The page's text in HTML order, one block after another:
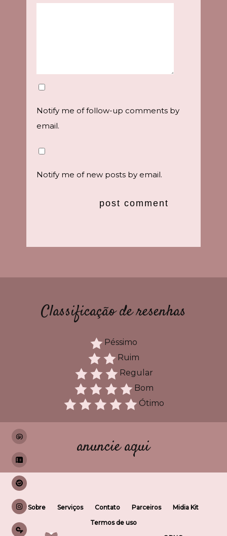
Notify me of follow-up comments by
email.
Notify me of new posts by email.
Classificação de resenhas
Péssimo
Ruim
Regular
Bom
Ótimo
anuncie aqui
Sobre Serviços Contato Parceiros
Midia Kit
Termos de uso